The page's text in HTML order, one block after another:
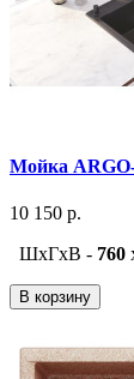
Мойка
10 150 р.
ШxГxВ - 760
В корзину